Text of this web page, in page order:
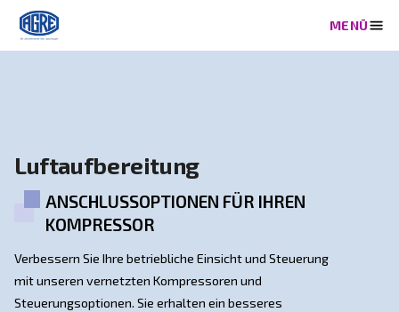
ANSCHLUSSOPTIONEN FÜR IHREN
KOMPRESSOR
Luftaufbereitung